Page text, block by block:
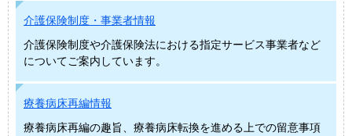
介護保険制度・事業者情報
介護保険制度や介護保険法における指定サービス事業者など
についてご案内しています。
療養病床再編情報
療養病床再編の趣旨、療養病床転換を進める上での留意事項